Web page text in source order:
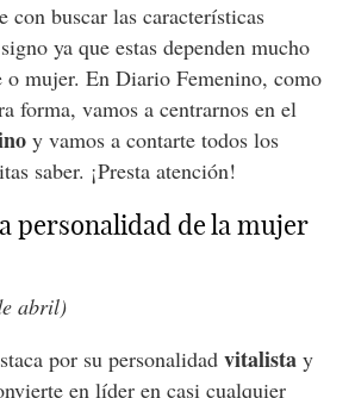
con buscar las características
ya que estas dependen mucho
o mujer. En Diario Femenino, como
forma, vamos a centrarnos en el
y vamos a contarte todos los
saber. ¡Presta atención!
personalidad de la mujer
abril)
por su personalidad vitalistay
en líder en casi cualquier